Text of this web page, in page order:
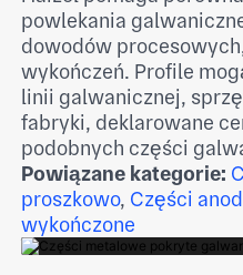
powlekania
dowodów
wykończeń. Profile
linii galwanicznej,
fabryki, deklarowane
podobnych części
Powiązane kategorie:
proszkowo, Części
wykończone